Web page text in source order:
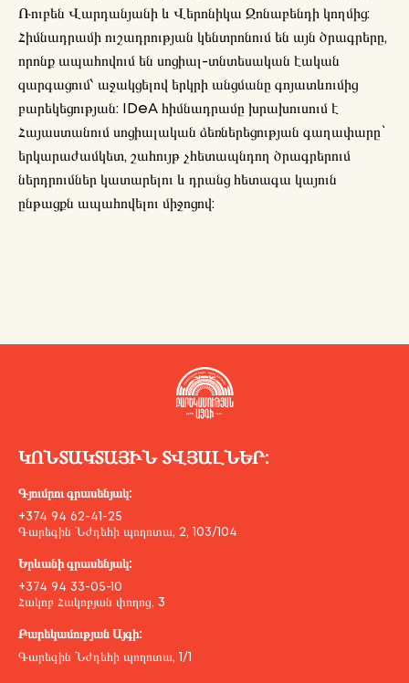
Ռուբեն Վարդանյանի և Վերոնիկա Զոնաբենդի կողմից:
Հիմնադրամի ուշադրության կենտրոնում են այն ծրագրերը,
որոնք ապահովում են սոցիալ-տնտեսական էական
զարգացում՝ աջակցելով երկրի անցմանը գոյատևումից
բարեկեցության: IDeA հիմնադրամը խրախուսում է
Հայաստանում սոցիալական ձեռներեցության գաղափարը`
երկարաժամկետ, շահույթ չհետապնդող ծրագրերում
ներդրումներ կատարելու և դրանց հետագա կայուն
ընթացքն ապահովելու միջոցով:
ԿՈՆՏԱԿՏԱՅԻՆ ՏՎՅԱԼՆԵՐ:
Գյումրու գրասենյակ:
+374 94 62-41-25
Գարեգին Նժդեհի պողոտա, 2, 103/104
Երևանի գրասենյակ:
+374 94 33-05-10
Հակոբ Հակոբյան փողոց, 3
Բարեկամության Այգի:
Գարեգին Նժդեհի պողոտա, 1/1